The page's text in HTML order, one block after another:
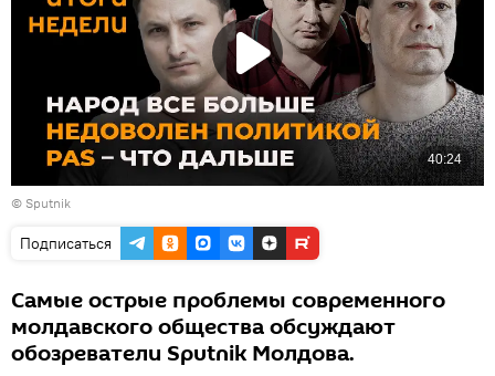
© Sputnik
Подписаться
Самые острые проблемы современного
молдавского общества обсуждают
обозреватели Sputnik Молдова.